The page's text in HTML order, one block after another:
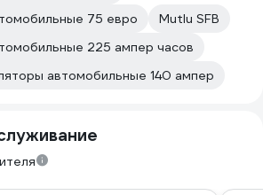
75 евро
Mutlu SFB
225 ампер часов
автомобильные 140 ампер